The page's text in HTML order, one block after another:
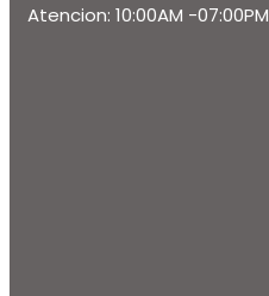
Atencion: 10:00AM -07:00PM